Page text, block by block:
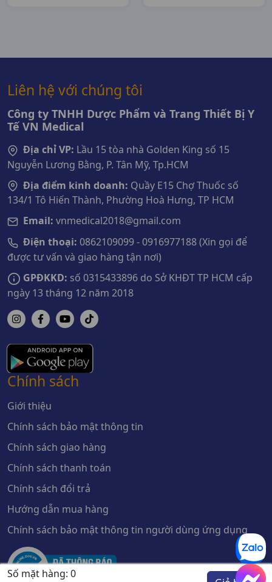
Số mặt hàng: 0
Liên hệ với chúng tôi
Công ty TNHH Dược Phẩm và Trang Thiết Bị Y
Tế VN Medical
Địa chỉ VP: Lầu 15 tòa nhà Golden King số 15
Nguyễn Lương Bằng, P. Tân Mỹ, Tp.HCM
Địa điểm kinh doanh: Quầy E15 Chợ Thuốc số
134/1 Tô Hiến Thành, Phường Hoà Hưng, TP HCM
Email: vnmedical2018@gmail.com
Điện thoại: 0862109099 - 0916977188 (Xin gọi để
được tư vấn và giao hàng tận nơi)
GPĐKKD: số 0315433896 do Sở KHĐT TP HCM cấp
ngày 13 tháng 12 năm 2018
Chính sách
Giới thiệu
Chính sách bảo mật thông tin
Chính sách giao hàng
Chính sách thanh toán
Chính sách đổi trả
Hướng dẫn mua hàng
Chính sách bảo mật thông tin người dùng ứng dụng